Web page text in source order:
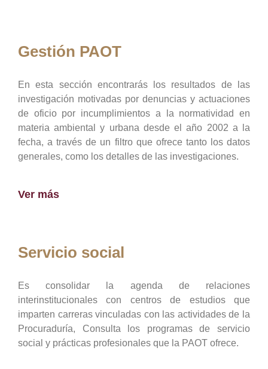
Gestión PAOT
En esta sección encontrarás los resultados de las
investigación motivadas por denuncias y actuaciones
de oficio por incumplimientos a la normatividad en
materia ambiental y urbana desde el año 2002 a la
fecha, a través de un filtro que ofrece tanto los datos
generales, como los detalles de las investigaciones.
Ver más
Servicio social
Es consolidar la agenda de relaciones
interinstitucionales con centros de estudios que
imparten carreras vinculadas con las actividades de la
Procuraduría, Consulta los programas de servicio
social y prácticas profesionales que la PAOT ofrece.